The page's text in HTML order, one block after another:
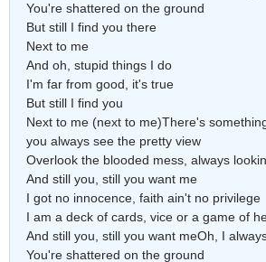
You're shattered on the ground
But still I find you there
Next to me
And oh, stupid things I do
I'm far from good, it's true
But still I find you
Next to me (next to me)There's
you always see the pretty view
Overlook the blooded mess, always
And still you, still you want me
I got no innocence, faith ain't no privilege
I am a deck of cards, vice or a game of
And still you, still you want meOh, I
You're shattered on the ground